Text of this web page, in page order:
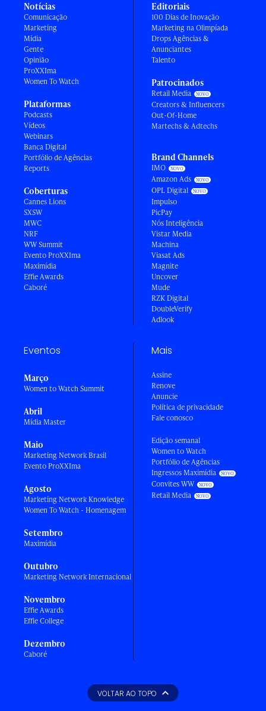
Notícias
Comunicação
Marketing
Mídia
Gente
Opinião
ProXXIma
Women To Watch
Plataformas
Podcasts
Vídeos
Webinars
Banca Digital
Portfólio de Agências
Reports
Coberturas
Cannes Lions
SXSW
MWC
NRF
WW Summit
Evento ProXXIma
Maximídia
Effie Awards
Caboré
Editoriais
100 Dias de Inovação
Marketing na Olimpíada
Drops Agências &
Anunciantes
Talento
Patrocinados
Retail Media
Creators & Influencers
Out-Of-Home
Martechs & Adtechs
Brand Channels
IMO
Amazon Ads
OPL Digital
Impulso
PicPay
Nós Inteligência
Vistar Media
Machina
Viasat Ads
Magnite
Uncover
Mude
RZK Digital
DoubleVerify
Adlook
Eventos
Março
Women to Watch Summit
Abril
Mídia Master
Maio
Marketing Network Brasil
Evento ProXXIma
Agosto
Marketing Network Knowledge
Women To Watch - Homenagem
Setembro
Maximídia
Outubro
Marketing Network Internacional
Novembro
Effie Awards
Effie College
Dezembro
Caboré
Mais
Assine
Renove
Anuncie
Política de privacidade
Fale conosco
Edição semanal
Women to Watch
Portfólio de Agências
Ingressos Maximídia
Convites WW
Retail Media
VOLTAR AO TOPO